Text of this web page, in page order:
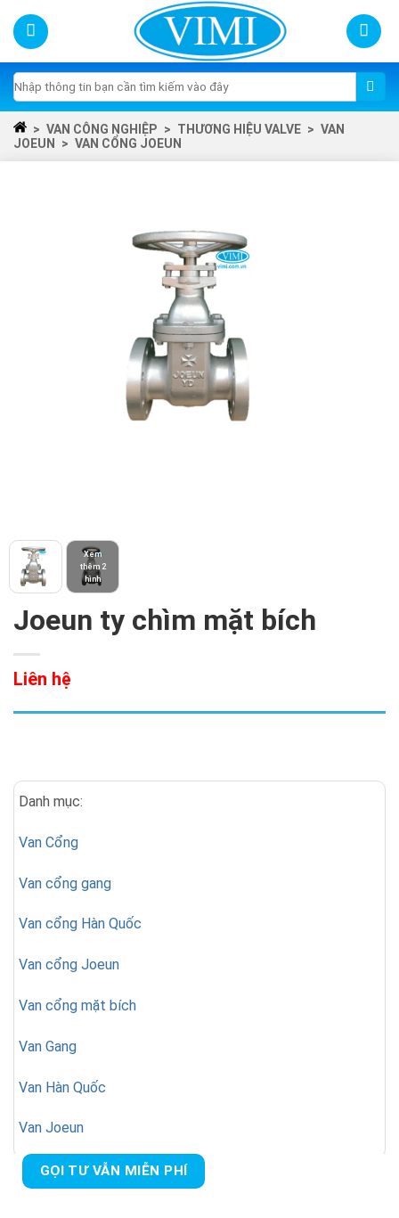
Skip
content
Tìm
kiếm:
> VAN CÔNG NGHIỆP > THƯƠNG HIỆU VALVE > VAN
JOEUN
> VAN CỔNG JOEUN
Xem
thêm 2
hình
Joeun ty chìm mặt bích
Liên hệ
Danh mục:
Van Cổng
Van cổng gang
Van cổng Hàn Quốc
Van cổng Joeun
Van cổng mặt bích
Van Gang
Van Hàn Quốc
Van Joeun
GỌI TƯ VẪN MIỄN PHÍ